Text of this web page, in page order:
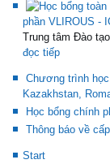
phần VLIROUS -
Trung tâm Đào
đọc tiếp
Chương trình
Kazakhstan,
Học bổng chính
Thông báo về
Start